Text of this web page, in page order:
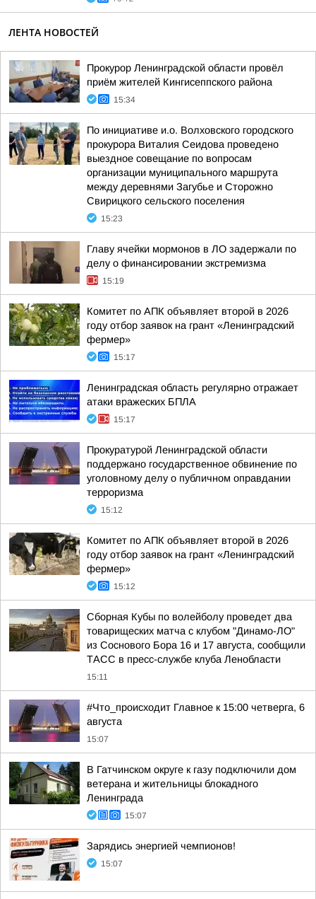
ЛЕНТА НОВОСТЕЙ
Прокурор Ленинградской области провёл
приём жителей Кингисеппского района
15:34
По инициативе и.о. Волховского городского
прокурора Виталия Сеидова проведено
выездное совещание по вопросам
организации муниципального маршрута
между деревнями Загубье и Сторожно
Свирицкого сельского поселения
15:23
Главу ячейки мормонов в ЛО задержали по
делу о финансировании экстремизма
15:19
Комитет по АПК объявляет второй в 2026
году отбор заявок на грант «Ленинградский
фермер»
15:17
Ленинградская область регулярно отражает
атаки вражеских БПЛА
15:17
Прокуратурой Ленинградской области
поддержано государственное обвинение по
уголовному делу о публичном оправдании
терроризма
15:12
Комитет по АПК объявляет второй в 2026
году отбор заявок на грант «Ленинградский
фермер»
15:12
Сборная Кубы по волейболу проведет два
товарищеских матча с клубом "Динамо-ЛО"
из Соснового Бора 16 и 17 августа, сообщили
ТАСС в пресс-службе клуба Ленобласти
15:11
#Что_происходит Главное к 15:00 четверга, 6
августа
15:07
В Гатчинском округе к газу подключили дом
ветерана и жительницы блокадного
Ленинграда
15:07
Зарядись энергией чемпионов!
15:07